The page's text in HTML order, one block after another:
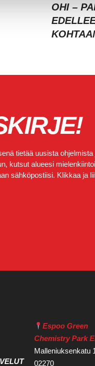
OHI –
tietää uusista ohjelmista
kutsut alueesi
sähköpostiisi. Klikkaa ja
Espoo Green
Chemistry Park
Malleniuksenkatu
02270